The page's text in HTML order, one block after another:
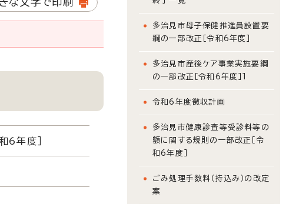
な文字で印刷
6年度］
多治見市母子保健推進員設置要
綱の一部改正［令和6年度］
多治見市産後ケア事業実施要綱
の一部改正［令和6年度］1
令和6年度徴収計画
多治見市健康診査等受診料等の
額に関する規則の一部改正［令
和6年度］
ごみ処理手数料（持込み）の改定
案